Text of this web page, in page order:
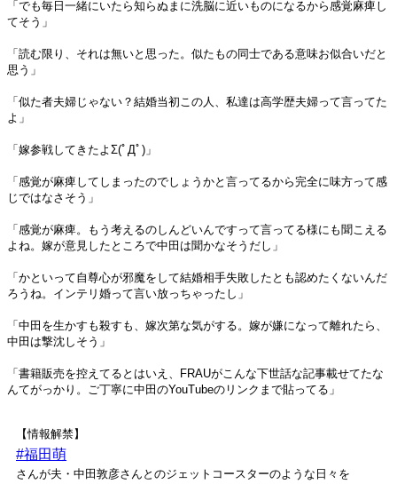
「でも毎日一緒にいたら知らぬまに洗脳に近いものになるから感覚麻痺し
てそう」
「読む限り、それは無いと思った。似たもの同士である意味お似合いだと
思う」
「似た者夫婦じゃない？結婚当初この人、私達は高学歴夫婦って言ってた
よ」
「嫁参戦してきたよΣ(ﾟДﾟ)」
「感覚が麻痺してしまったのでしょうかと言ってるから完全に味方って感
じではなさそう」
「感覚が麻痺。もう考えるのしんどいんですって言ってる様にも聞こえる
よね。嫁が意見したところで中田は聞かなそうだし」
「かといって自尊心が邪魔をして結婚相手失敗したとも認めたくないんだ
ろうね。インテリ婚って言い放っちゃったし」
「中田を生かすも殺すも、嫁次第な気がする。嫁が嫌になって離れたら、
中田は撃沈しそう」
「書籍販売を控えてるとはいえ、FRAUがこんな下世話な記事載せてたな
んてがっかり。ご丁寧に中田のYouTubeのリンクまで貼ってる」
【情報解禁】
#福田萌
さんが夫・中田敦彦さんとのジェットコースターのような日々を